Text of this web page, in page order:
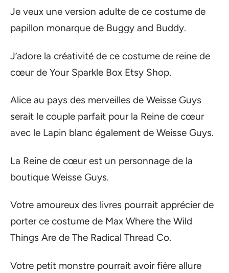
Je veux une version adulte de ce costume de
papillon monarque de Buggy and Buddy.
J’adore la créativité de ce costume de reine de
cœur de Your Sparkle Box Etsy Shop.
Alice au pays des merveilles de Weisse Guys
serait le couple parfait pour la Reine de cœur
avec le Lapin blanc également de Weisse Guys.
La Reine de cœur est un personnage de la
boutique Weisse Guys.
Votre amoureux des livres pourrait apprécier de
porter ce costume de Max Where the Wild
Things Are de The Radical Thread Co.
Votre petit monstre pourrait avoir fière allure